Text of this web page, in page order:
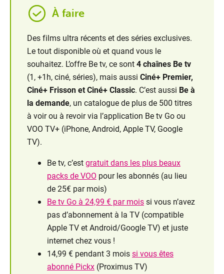
À faire
Des films ultra récents et des séries exclusives.
Le tout disponible où et quand vous le
souhaitez. L’offre Be tv, ce sont4 chaînes Be tv
(1, +1h, ciné, séries), mais aussi Ciné+ Premier,
Ciné+ Frisson et Ciné+ Classic. C’est aussi Be à
la demande, un catalogue de plus de 500 titres
à voir ou à revoir via l’application Be tv Go ou
VOO TV+ (iPhone, Android, Apple TV, Google
TV).
Be tv, c’estgratuit dans les plus beaux
packs de VOO pour les abonnés (au lieu
de 25€ par mois)
Be tv Go à 24,99 € par moissi vous n’avez
pas d’abonnement à la TV (compatible
Apple TV et Android/Google TV) et juste
internet chez vous !
14,99 € pendant 3 moissi vous êtes
abonné Pickx(Proximus TV)